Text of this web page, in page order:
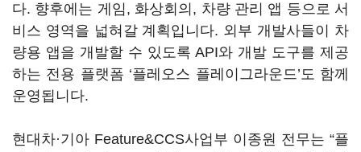
다. 향후에는 게임, 화상회의, 차량 관리 앱 등으로 서
비스 영역을 넓혀갈 계획입니다. 외부 개발사들이 차
량용 앱을 개발할 수 있도록 API와 개발 도구를 제공
하는 전용 플랫폼 ‘플레오스 플레이그라운드’도 함께
운영됩니다.
현대차·기아 Feature&CCS사업부 이종원 전무는 “플